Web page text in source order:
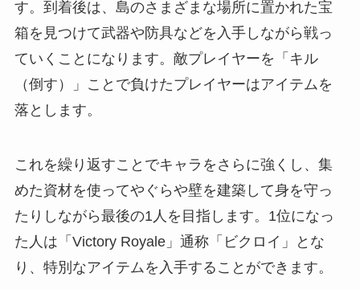
す。到着後は、島のさまざまな場所に置かれた宝
箱を見つけて武器や防具などを入手しながら戦っ
ていくことになります。敵プレイヤーを「キル
（倒す）」ことで負けたプレイヤーはアイテムを
落とします。
これを繰り返すことでキャラをさらに強くし、集
めた資材を使ってやぐらや壁を建築して身を守っ
たりしながら最後の1人を目指します。1位になっ
た人は「Victory Royale」通称「ビクロイ」とな
り、特別なアイテムを入手することができます。